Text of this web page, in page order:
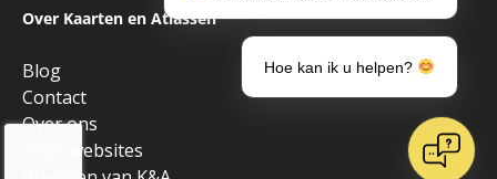
Over Kaarten en Atlassen
Blog
Contact
Over ons
Onze websites
Hoe kan ik u helpen?